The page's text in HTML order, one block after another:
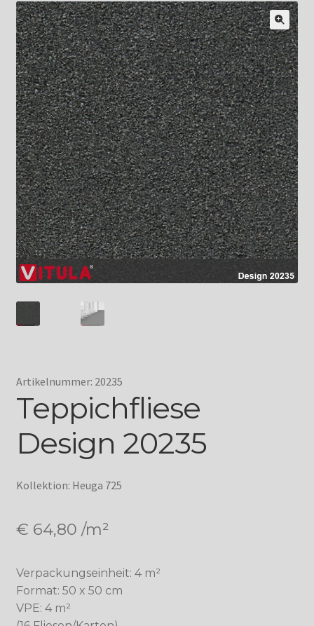
Artikelnummer: 20235
Teppichfliese
Design 20235
Kollektion: Heuga 725
€ 64,80 /m²
Verpackungseinheit: 4 m²
Format: 50 x 50 cm
VPE: 4 m²